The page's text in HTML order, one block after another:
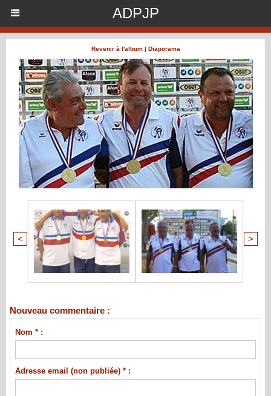
ADPJP
Revenir à l'album | Diaporama
< >
Nouveau commentaire :
Nom * :
Adresse email (non publiée) * :